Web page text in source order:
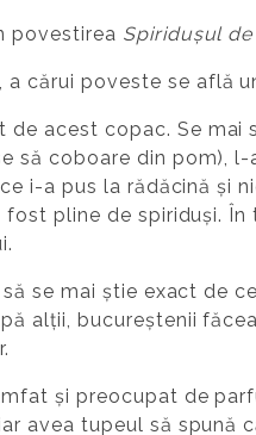
povestirea Spiridușul
cărui poveste se află
acest copac. Se mai
să coboare din pom),
i-a pus la rădăcină și
pline de spiriduși.
se mai știe exact de
alții, bucureștenii
și preocupat de
avea tupeul să spună